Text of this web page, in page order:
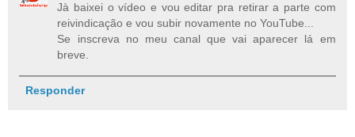
Jà baixei o vídeo e vou editar pra retirar a parte com
reivindicação e vou subir novamente no YouTube...
Se inscreva no meu canal que vai aparecer lá em
breve.
Responder